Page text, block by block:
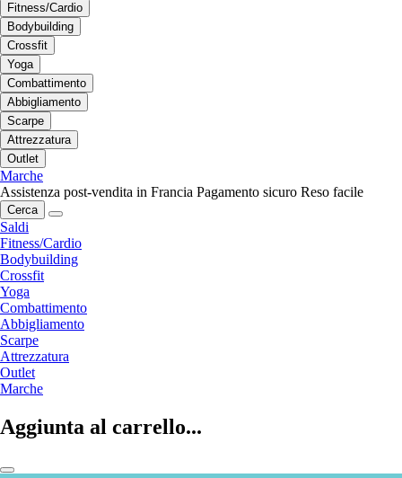
Fitness/Cardio
Bodybuilding
Crossfit
Yoga
Combattimento
Abbigliamento
Scarpe
Attrezzatura
Outlet
Marche
Assistenza post-vendita in Francia Pagamento sicuro Reso facile
Cerca
Saldi
Fitness/Cardio
Bodybuilding
Crossfit
Yoga
Combattimento
Abbigliamento
Scarpe
Attrezzatura
Outlet
Marche
Aggiunta al carrello...